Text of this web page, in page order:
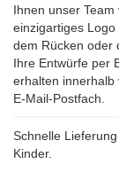
Ihnen unser
einzigartiges Logo
dem Rücken oder
Ihre Entwürfe per
erhalten innerhalb
E-Mail-Postfach.
Schnelle
Kinder.